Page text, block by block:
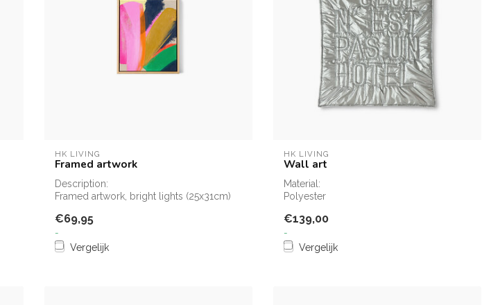
HK LIVING
Framed artwork
Description:
Framed artwork, bright lights (25x31cm)
€69,95
-
Vergelijk
HK LIVING
Wall art
Material:
Polyester
100% Polyester
€139,00
-
Vergelijk